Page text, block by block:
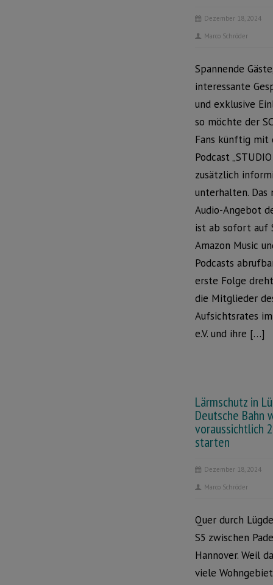
Dezember 18, 2024
Marco Schröder
Spannende
interessante
und exklusive
so möchte der
Fans künftig mit
Podcast
zusätzlich
unterhalten. Das
Audio-Angebot
ist ab sofort auf
Amazon Music
Podcasts
erste Folge
die Mitglieder
Aufsichtsrates im
e.V. und ihre […]
Lärmschutz in
Deutsche Bahn
voraussichtlich
starten
Dezember 18, 2024
Marco Schröder
Quer durch
S5 zwischen
Hannover. Weil
viele